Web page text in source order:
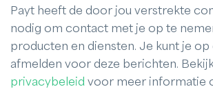
Payt heeft de door jou verstrekte
nodig om contact met je op te
producten en diensten. Je kunt je
afmelden voor deze berichten.
privacybeleid voor meer informatie